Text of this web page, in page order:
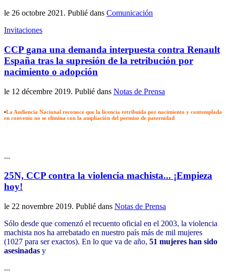
le 26 octobre 2021 . Publié dans Comunicación
Invitaciones
CCP gana una demanda interpuesta contra Renault
España tras la supresión de la retribución por
nacimiento o adopción
le 12 décembre 2019. Publié dans Notas de Prensa
•La Audiencia Nacional reconoce que la licencia retribuida por nacimiento y contemplada
en convenio no se elimina con la ampliación del permiso de paternidad
...
25N, CCP contra la violencia machista... ¡Empieza
hoy!
le 22 novembre 2019. Publié dans Notas de Prensa
Sólo desde que comenzó el recuento oficial en el 2003, la violencia
machista nos ha arrebatado en nuestro país más de mil mujeres
(1027 para ser exactos). En lo que va de año, 51 mujeres han sido
asesinadas y
...